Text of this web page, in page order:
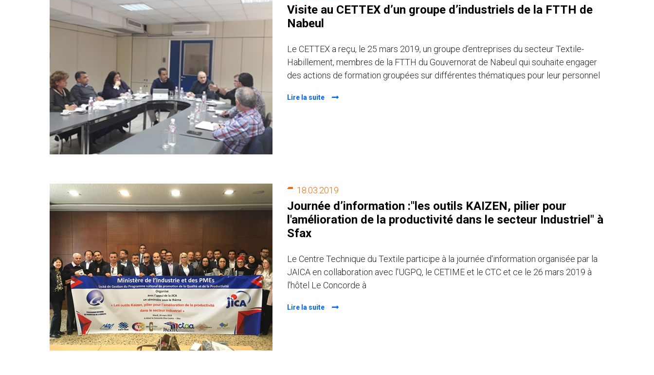
Visite au CETTEX d’un groupe d’industriels de la FTTH de
Nabeul
Le CETTEX a reçu, le 25 mars 2019, un groupe d’entreprises du secteur Textile-
Habillement, membres de la FTTH du Gouvernorat de Nabeul qui souhaite engager
des actions de formation groupées sur différentes thématiques pour leur personnel
Lire la suite
18.03.2019
Journée d’information :"les outils KAIZEN, pilier pour
l'amélioration de la productivité dans le secteur Industriel" à
Sfax
Le Centre Technique du Textile participe à la journée d'information organisée par la
JAICA en collaboration avec l'UGPQ, le CETIME et le CTC et ce le 26 mars 2019 à
l'hôtel Le Concorde à
Lire la suite